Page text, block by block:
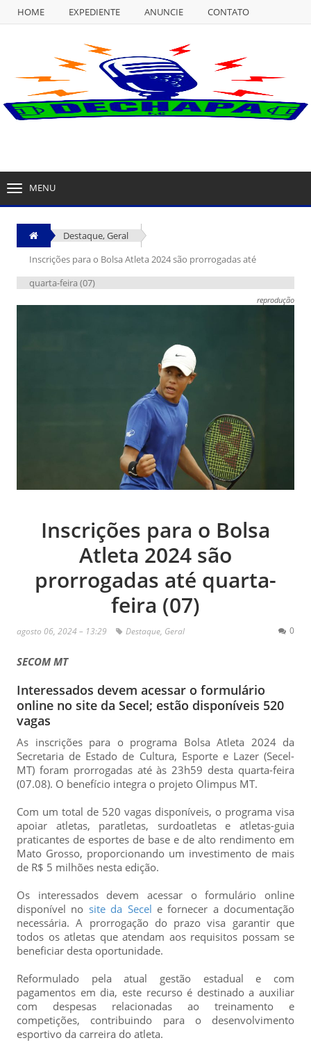
HOME EXPEDIENTE ANUNCIE
CONTATO
EXPEDIENTE ANUNCIE
MENU
Destaque,Geral
Inscrições para o Bolsa Atleta 2024 são prorrogadas até
quarta-feira (07)
reprodução
Inscrições para o Bolsa
Atleta 2024 são
prorrogadas até quarta-
feira (07)
agosto 06, 2024 – 13:29 Destaque, Geral 0
SECOM MT
Interessados devem acessar o formulário
online no site da Secel; estão disponíveis 520
vagas
As inscrições para o programa Bolsa Atleta 2024 da
Secretaria de Estado de Cultura, Esporte e Lazer (Secel-
MT) foram prorrogadas até às 23h59 desta quarta-feira
(07.08). O benefício integra o projeto Olimpus MT.
Com um total de 520 vagas disponíveis, o programa visa
apoiar atletas, paratletas, surdoatletas e atletas-guia
praticantes de esportes de base e de alto rendimento em
Mato Grosso, proporcionando um investimento de mais
de R$ 5 milhões nesta edição.
Os interessados devem acessar o formulário online
disponível no site da Secel e fornecer a documentação
necessária. A prorrogação do prazo visa garantir que
todos os atletas que atendam aos requisitos possam se
beneficiar desta oportunidade.
Reformulado pela atual gestão estadual e com
pagamentos em dia, este recurso é destinado a auxiliar
com despesas relacionadas ao treinamento e
competições, contribuindo para o desenvolvimento
esportivo da carreira do atleta.